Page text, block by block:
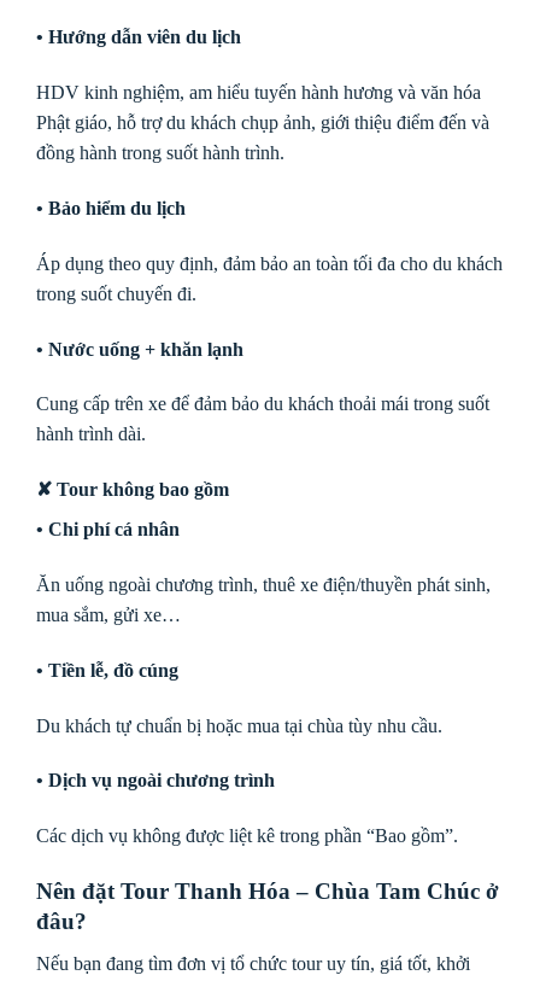
• Hướng dẫn viên du lịch
HDV kinh nghiệm, am hiểu tuyến hành hương và văn hóa
Phật giáo, hỗ trợ du khách chụp ảnh, giới thiệu điểm đến và
đồng hành trong suốt hành trình.
• Bảo hiểm du lịch
Áp dụng theo quy định, đảm bảo an toàn tối đa cho du khách
trong suốt chuyến đi.
• Nước uống + khăn lạnh
Cung cấp trên xe để đảm bảo du khách thoải mái trong suốt
hành trình dài.
✘ Tour không bao gồm
• Chi phí cá nhân
Ăn uống ngoài chương trình, thuê xe điện/thuyền phát sinh,
mua sắm, gửi xe…
• Tiền lễ, đồ cúng
Du khách tự chuẩn bị hoặc mua tại chùa tùy nhu cầu.
• Dịch vụ ngoài chương trình
Các dịch vụ không được liệt kê trong phần “Bao gồm”.
Nên đặt Tour Thanh Hóa – Chùa Tam Chúc ở
đâu?
Nếu bạn đang tìm đơn vị tổ chức tour uy tín, giá tốt, khởi